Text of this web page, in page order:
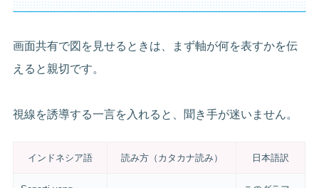
画面共有で図を見せるときは、まず軸が何を表すかを伝
えると親切です。
視線を誘導する一言を入れると、聞き手が迷いません。
インドネシア語 読み方（カタカナ読み） 日本語訳